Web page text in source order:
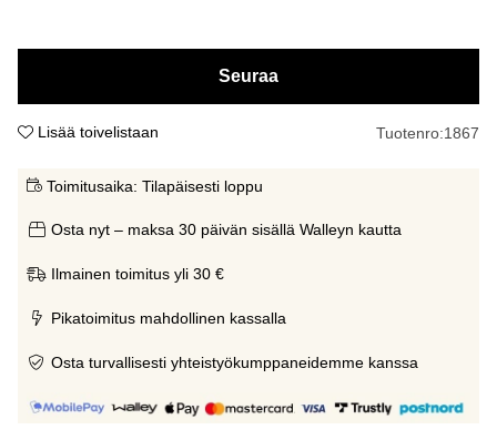
Seuraa
Lisää toivelistaan Tuotenro:1867
Toimitusaika: Tilapäisesti loppu
Osta nyt – maksa 30 päivän sisällä Walleyn kautta
Ilmainen toimitus yli 30 €
Pikatoimitus mahdollinen kassalla
Osta turvallisesti yhteistyökumppaneidemme kanssa